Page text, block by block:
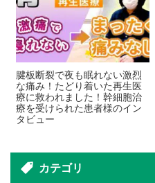
腱板断裂で夜も眠れない激烈
な痛み！たどり着いた再生医
療に救われました！幹細胞治
療を受けられた患者様のイン
タビュー
カテゴリ